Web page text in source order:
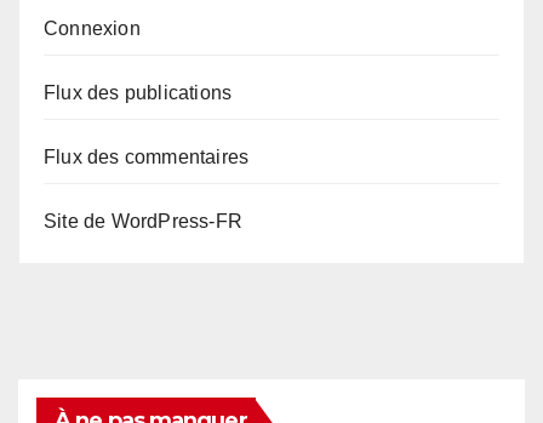
Connexion
Flux des publications
Flux des commentaires
Site de WordPress-FR